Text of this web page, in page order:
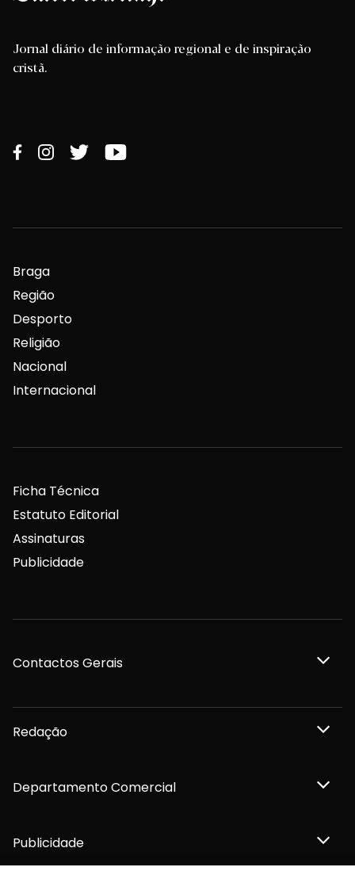
Jornal diário de informação regional e de inspiração
cristã.
Braga
Região
Desporto
Religião
Nacional
Internacional
Ficha Técnica
Estatuto Editorial
Assinaturas
Publicidade
Contactos Gerais
Redação
Departamento Comercial
Publicidade